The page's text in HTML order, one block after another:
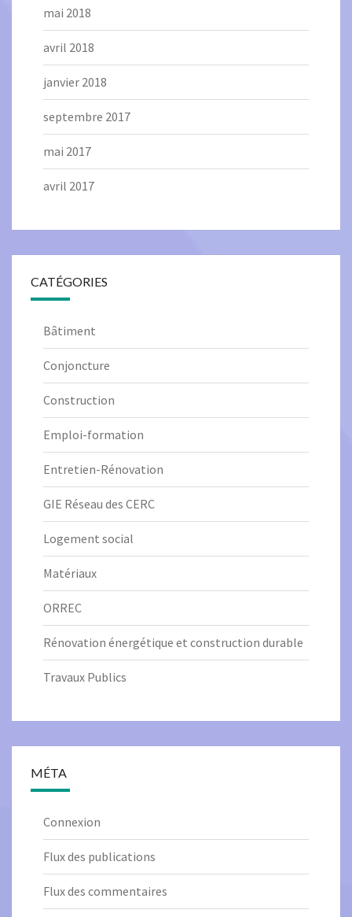
mai 2018
avril 2018
janvier 2018
septembre 2017
mai 2017
avril 2017
CATÉGORIES
Bâtiment
Conjoncture
Construction
Emploi-formation
Entretien-Rénovation
GIE Réseau des CERC
Logement social
Matériaux
ORREC
Rénovation énergétique et construction durable
Travaux Publics
MÉTA
Connexion
Flux des publications
Flux des commentaires